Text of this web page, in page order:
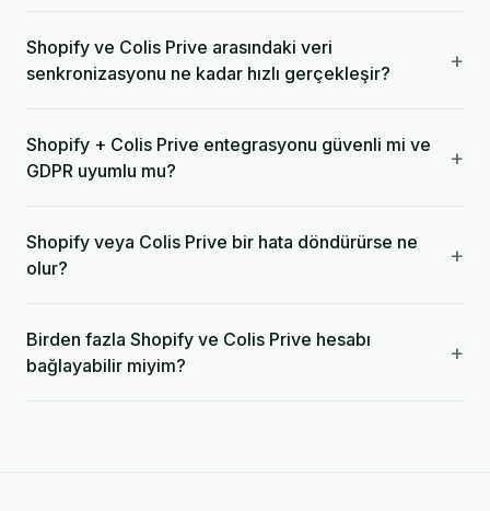
Shopify ve Colis Prive arasındaki veri
senkronizasyonu ne kadar hızlı gerçekleşir?
+
Shopify + Colis Prive entegrasyonu güvenli mi ve
GDPR uyumlu mu?
+
Shopify veya Colis Prive bir hata döndürürse ne
olur?
+
Birden fazla Shopify ve Colis Prive hesabı
bağlayabilir miyim?
+